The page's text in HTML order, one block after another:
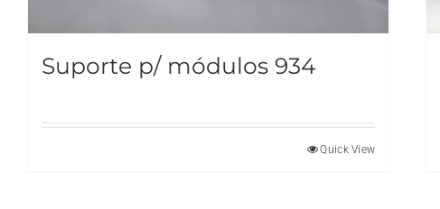
Suporte p/ módulos 934
Quick View